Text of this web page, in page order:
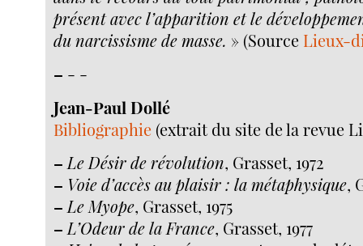
présent avec l’apparition et le
du narcissisme de masse. » (Source Lieux-
– - -
Jean-Paul Dollé
Bibliographie (extrait du site de la revue
– Le Désir de révolution, Grasset, 1972
– Voie d’accès au plaisir : la métaphysique,
– Le Myope, Grasset, 1975
– L’Odeur de la France, Grasset, 1977